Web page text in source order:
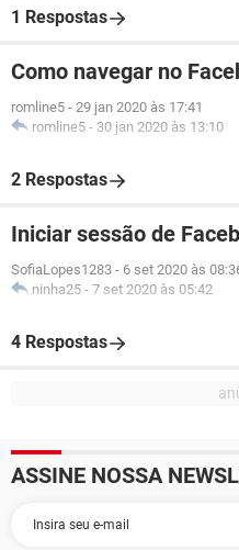
1 Respostas
Como navegar no
romline5 - 29 jan 2020 às 17:41
romline5 - 30 jan 2020 às 13:10
2 Respostas
Iniciar sessão de
SofiaLopes1283 - 6 set 2020 às
ninha25 - 7 set 2020 às 05:42
4 Respostas
ASSINE NOSSA